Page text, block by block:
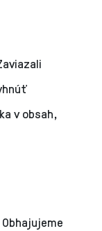
v obsah,